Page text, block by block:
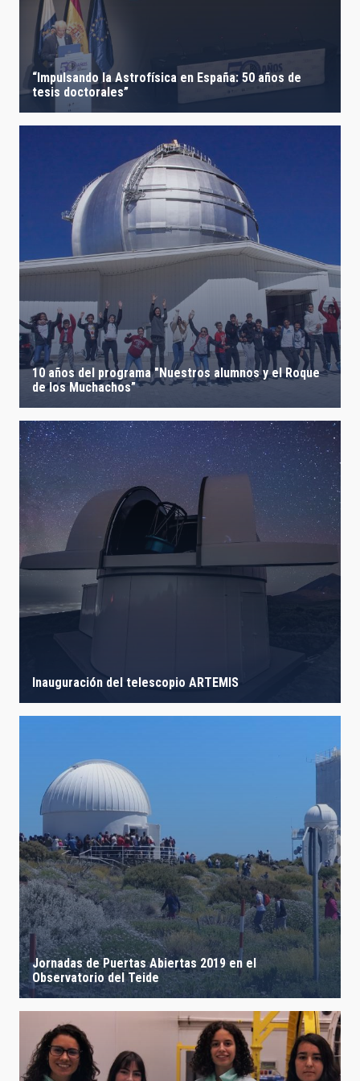
“Impulsando la Astrofísica en España: 50 años de
tesis doctorales”
10 años del programa "Nuestros alumnos y el Roque
de los Muchachos”
Inauguración del telescopio ARTEMIS
Jornadas de Puertas Abiertas 2019 en el
Observatorio del Teide